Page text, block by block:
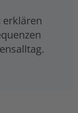
erklären